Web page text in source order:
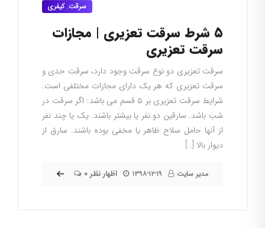
سرقت,کیفری
۵ شرط سرقت تعزیری | مجازات
سرقت تعزیری
سرقت تعزیری دو نوع سرقت وجود دارد، سرقت حدی و
سرقت تعزیری که هر یک دارای مجازات مختلفی است.
شرایط سرقت تعزیری بر ۵ قسم می باشد: اگر سرقت در
شب باشد. سارقین دو نفر یا بیشتر باشند. یک یا چند نفر
از آنها حامل سلاح ظاهر یا مخفی بوده باشند. سارق از
دیوار بالا […]
مدیر سایت ۱۳۹۸-۱۲-۱۹ ۰ اظهار نظر